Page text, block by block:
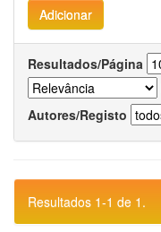
Resultados/Página
Autores/Registo
Resultados 1-1 de 1.